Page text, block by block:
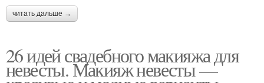
читать дальше →
26 идей свадебного макияжа для
невесты. Макияж невесты —